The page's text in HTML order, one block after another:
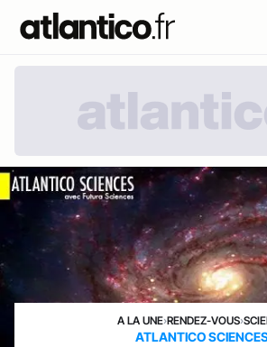
A LA UNE›RENDEZ-VOUS›
ATLANTICO